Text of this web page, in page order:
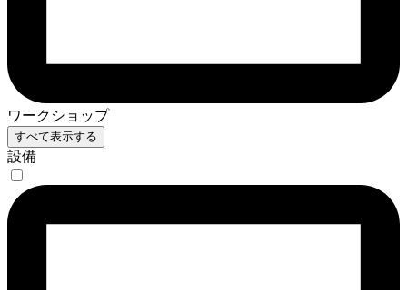
ワークショップ
すべて表示する
設備